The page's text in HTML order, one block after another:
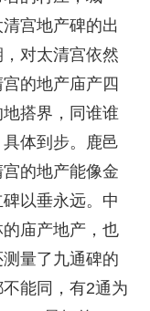
宫地产碑的出
对太清宫依然
的地产庙产四
搭界，同谁谁
体到步。鹿邑
的地产能像金
以垂永远。中
庙产地产，也
量了九通碑的
能同，有2通为